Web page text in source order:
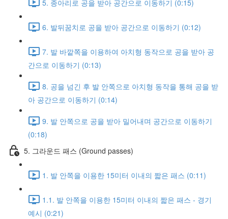
5. 종아리로 공을 받아 공간으로 이동하기 (0:15)
6. 발뒤꿈치로 공을 받아 공간으로 이동하기 (0:12)
7. 발 바깥쪽을 이용하여 아치형 동작으로 공을 받아 공
간으로 이동하기 (0:13)
8. 공을 넘긴 후 발 안쪽으로 아치형 동작을 통해 공을 받
아 공간으로 이동하기 (0:14)
9. 발 안쪽으로 공을 받아 밀어내며 공간으로 이동하기
(0:18)
5. 그라운드 패스 (Ground passes)
1. 발 안쪽을 이용한 15미터 이내의 짧은 패스 (0:11)
1.1. 발 안쪽을 이용한 15미터 이내의 짧은 패스 - 경기
예시 (0:21)